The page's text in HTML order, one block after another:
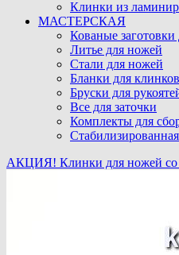
Клинки из
МАСТЕРСКАЯ
Кованые
Литье для ножей
Стали для ножей
Бланки для клинков
Бруски для
Все для заточки
Комплекты для
АКЦИЯ! Клинки для ножей со